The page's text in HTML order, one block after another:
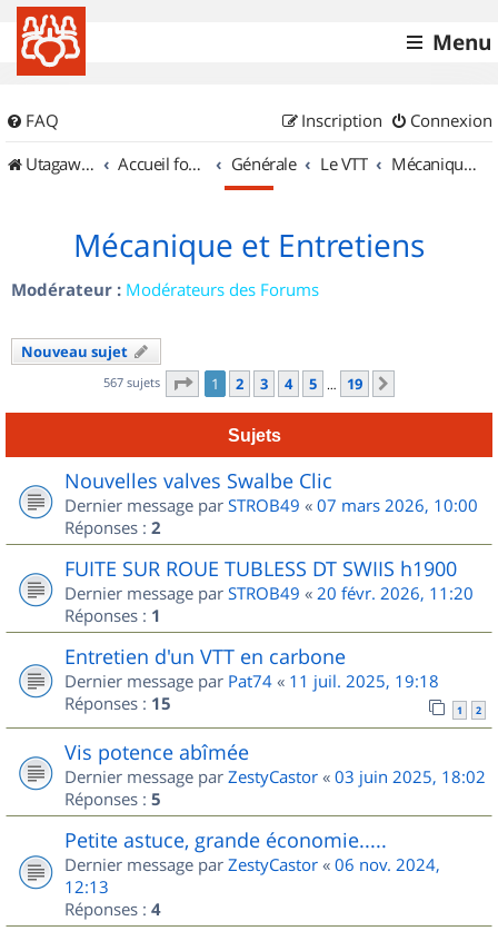
Menu
FAQ Connexion
Inscription
UtagawaVTT (Randos VTT et VTTAE avec traces GPS)
Accueil forum Générale Le VTT Mécanique et Entretiens
Mécanique et Entretiens
Modérateur : Modérateurs des Forums
Nouveau sujet
567 sujets Page 1sur
1 2 3 4 5 … 19
Sujets
Nouvelles valves Swalbe Clic
Dernier message par STROB49 « 07 mars 2026, 10:00
Réponses : 2
FUITE SUR ROUE TUBLESS DT SWIIS h1900
Dernier message par STROB49 « 20 févr. 2026, 11:20
Réponses : 1
Entretien d'un VTT en carbone
Dernier message par Pat74 « 11 juil. 2025, 19:18
Réponses : 15 1 2
Vis potence abîmée
Dernier message par ZestyCastor « 03 juin 2025, 18:02
Réponses : 5
Petite astuce, grande économie.....
Dernier message par ZestyCastor « 06 nov. 2024,
12:13
Réponses : 4